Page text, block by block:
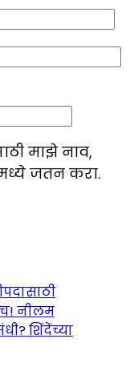
माझे नाव,
जतन करा.